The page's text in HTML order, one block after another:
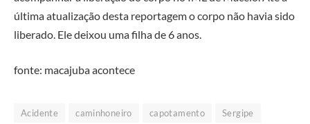
última atualização desta reportagem o corpo não havia sido
liberado. Ele deixou uma filha de 6 anos.
fonte: macajuba acontece
Acidente caminhoneiro capotamento Sergipe